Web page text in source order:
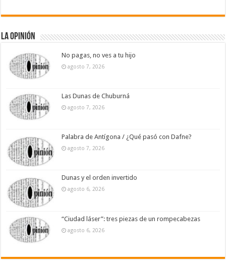
La Opinión
No pagas, no ves a tu hijo
agosto 7, 2026
Las Dunas de Chuburná
agosto 7, 2026
Palabra de Antígona / ¿Qué pasó con Dafne?
agosto 7, 2026
Dunas y el orden invertido
agosto 6, 2026
“Ciudad láser”: tres piezas de un rompecabezas
agosto 6, 2026